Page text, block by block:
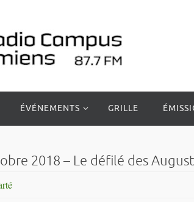
ÉVÉNEMENTS GRILLE
2018 – Le défilé des